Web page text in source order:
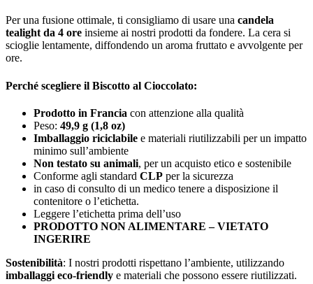
Per una fusione ottimale, ti consigliamo di usare una candela
tealight da 4 ore insieme ai nostri prodotti da fondere. La cera si
scioglie lentamente, diffondendo un aroma fruttato e avvolgente per
ore.
Perché scegliere il Biscotto al Cioccolato:
Prodotto in Francia con attenzione alla qualità
Peso: 49,9 g (1,8 oz)
Imballaggio riciclabile e materiali riutilizzabili per un impatto
minimo sull’ambiente
Non testato su animali, per un acquisto etico e sostenibile
Conforme agli standard CLP per la sicurezza
in caso di consulto di un medico tenere a disposizione il
contenitore o l’etichetta.
Leggere l’etichetta prima dell’uso
PRODOTTO NON ALIMENTARE – VIETATO
INGERIRE
Sostenibilità: I nostri prodotti rispettano l’ambiente, utilizzando
imballaggi eco-friendly e materiali che possono essere riutilizzati.